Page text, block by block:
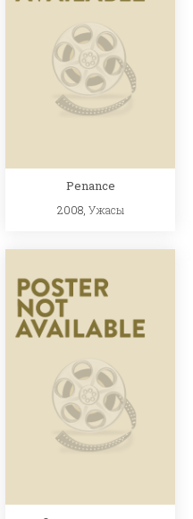
Penance
2008, Ужасы